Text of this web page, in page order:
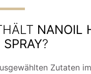
NANOIL
?
Zutaten